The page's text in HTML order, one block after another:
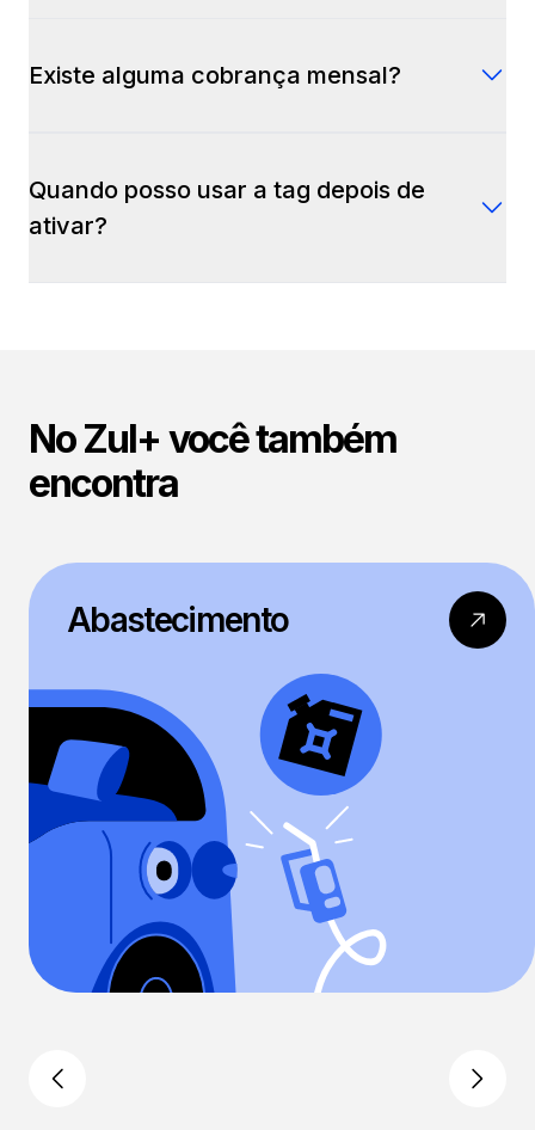
flow) e em mais de 1300 estacionamentos no país.
Existe alguma cobrança mensal?
uma taxa por recarga ao inserir créditos.
Quando posso usar a tag depois de
ativar?
No Zul+ você também
encontra
Abastecimento